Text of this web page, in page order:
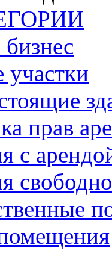
участки
прав
с